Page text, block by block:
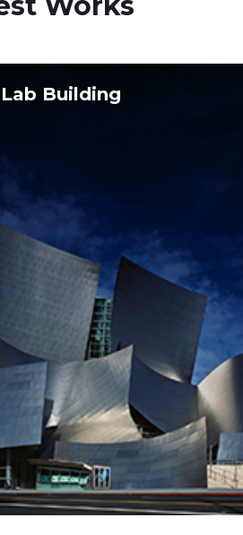
Building